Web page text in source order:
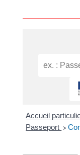
Accueil
Passeport >